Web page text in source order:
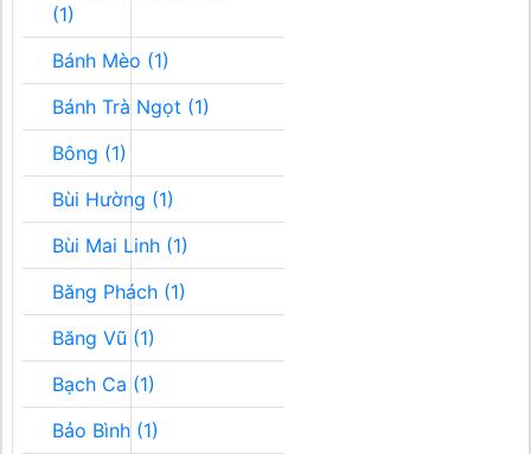
(1)
Bánh Mèo (1)
Bánh Trà Ngọt (1)
Bông (1)
Bùi Hường (1)
Bùi Mai Linh (1)
Băng Phách (1)
Băng Vũ (1)
Bạch Ca (1)
Bảo Bình (1)